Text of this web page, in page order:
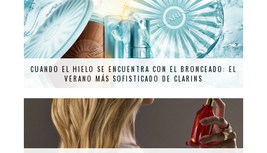
CUANDO EL HIELO SE ENCUENTRA CON EL BRONCEADO: EL
VERANO MÁS SOFISTICADO DE CLARINS